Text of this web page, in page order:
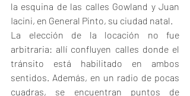
la esquina de las calles Gowland y Juan
Iacini, en General Pinto, su ciudad natal.
La elección de la locación no fue
arbitraria: allí confluyen calles donde el
tránsito está habilitado en ambos
sentidos. Además, en un radio de pocas
cuadras, se encuentran puntos de